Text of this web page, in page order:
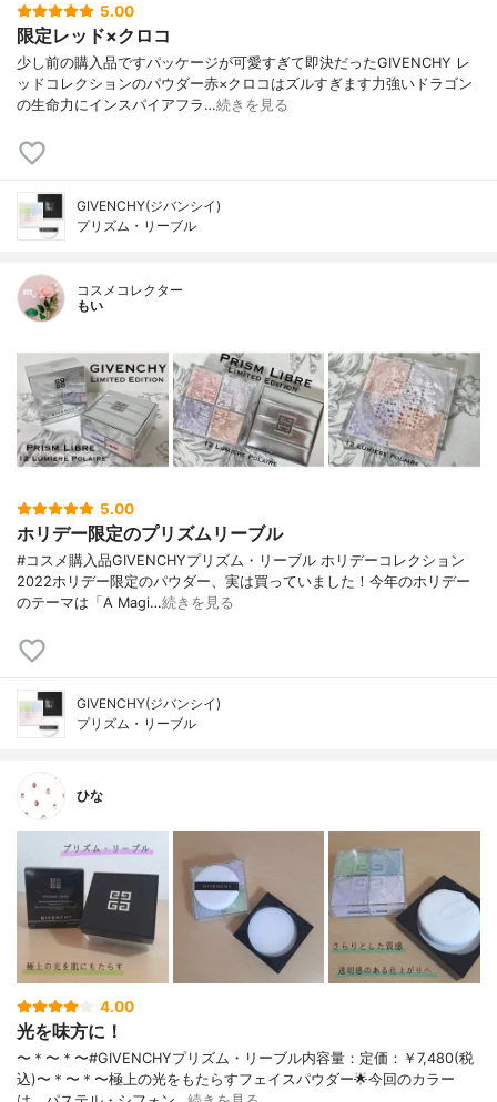
5.00
限定レッド×クロコ
少し前の購入品ですパッケージが可愛すぎて即決だったGIVENCHY レ
ッドコレクションのパウダー赤×クロコはズルすぎます力強いドラゴン
の生命力にインスパイアフラ…続きを見る
GIVENCHY(ジバンシイ)
プリズム・リーブル
コスメコレクター
もい
5.00
ホリデー限定のプリズムリーブル
#コスメ購入品GIVENCHYプリズム・リーブル ホリデーコレクション
2022ホリデー限定のパウダー、実は買っていました！今年のホリデー
のテーマは「A Magi…続きを見る
GIVENCHY(ジバンシイ)
プリズム・リーブル
ひな
4.00
光を味方に！
〜＊〜＊〜#GIVENCHYプリズム・リーブル内容量：定価：￥7,480(税
込)〜＊〜＊〜極上の光をもたらすフェイスパウダー🌟今回のカラー